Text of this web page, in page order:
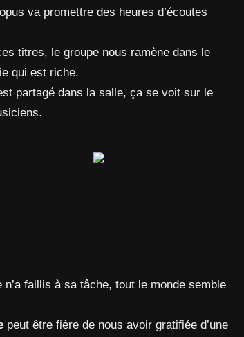
va promettre des heures d’écoutes
titres, le groupe nous ramène dans le
qui est riche.
partagé dans la salle, ça se voit sur le
faillis à sa tâche, tout le monde semble
peut être fière de nous avoir gratifiée d’une